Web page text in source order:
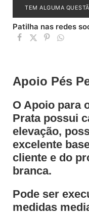
TEM ALGUMA
Patilha nas redes
Apoio Pés
O Apoio para
Prata possui
elevação,
excelente
cliente e do
branca.
Pode ser
medidas